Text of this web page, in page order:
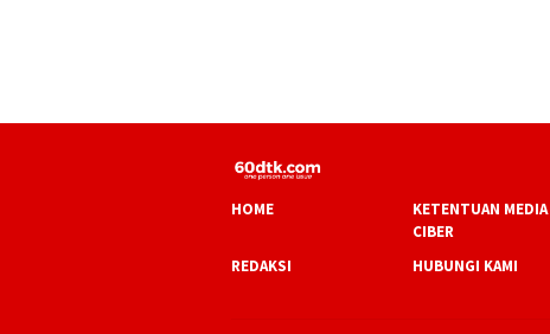
HOME
KETENTUAN MEDIA
CIBER
REDAKSI HUBUNGI KAMI